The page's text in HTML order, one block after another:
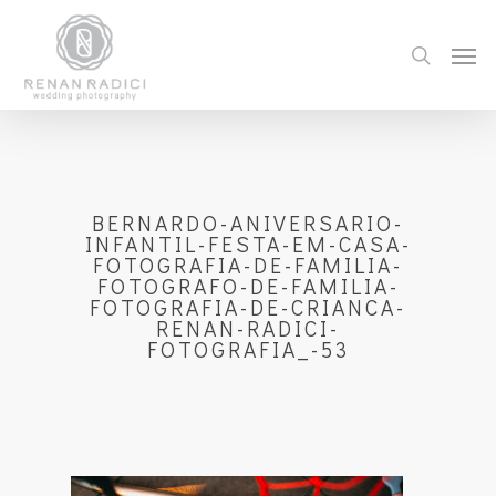
BERNARDO-ANIVERSARIO-
INFANTIL-FESTA-EM-CASA-
FOTOGRAFIA-DE-FAMILIA-
FOTOGRAFO-DE-FAMILIA-
FOTOGRAFIA-DE-CRIANCA-
RENAN-RADICI-
FOTOGRAFIA_-53